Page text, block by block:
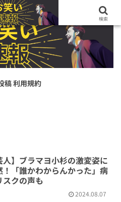
おくべき情報がここに！
稿利用規約
人】ブラマヨ小杉の激変姿に
！「誰かわからんかった」病
スクの声も
2024.08.07
検索